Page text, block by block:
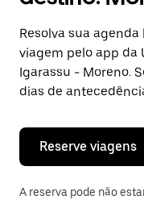
uma
data.
Pressione
a
tecla
“ESC”
fechar
calendário.
Resolva sua
viagem pelo app da
Igarassu - Moreno.
dias de
Reserve viagens
A reserva pode não